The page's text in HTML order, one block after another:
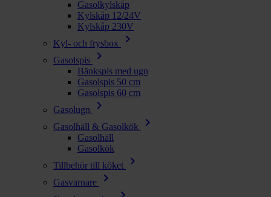
Gasolkylskåp
Kylskåp 12/24V
Kylskåp 230V
Kyl- och frysbox
chevron_right
Gasolspis chevron_right
Bänkspis med ugn
Gasolspis 50 cm
Gasolspis 60 cm
Gasolugn
chevron_right
Gasolhäll & Gasolkök chevron_right
Gasolhäll
Gasolkök
Tillbehör till köket
chevron_right
Gasvarnare chevron_right